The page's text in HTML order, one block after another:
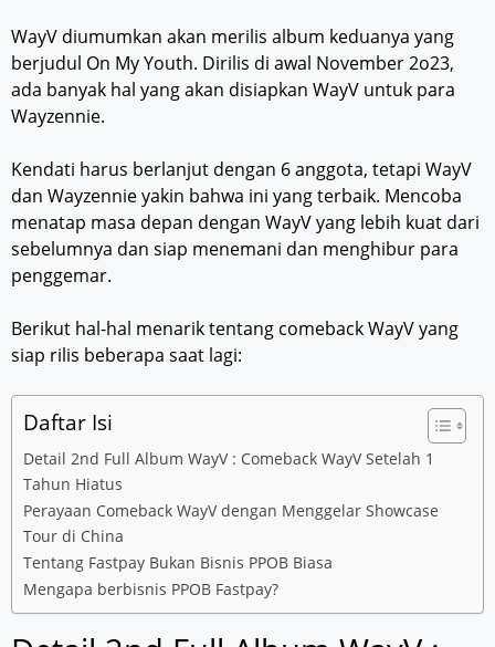
WayV diumumkan akan merilis album keduanya yang
berjudul On My Youth. Dirilis di awal November 2o23,
ada banyak hal yang akan disiapkan WayV untuk para
Wayzennie.
Kendati harus berlanjut dengan 6 anggota, tetapi WayV
dan Wayzennie yakin bahwa ini yang terbaik. Mencoba
menatap masa depan dengan WayV yang lebih kuat dari
sebelumnya dan siap menemani dan menghibur para
penggemar.
Berikut hal-hal menarik tentang comeback WayV yang
siap rilis beberapa saat lagi:
Daftar Isi
Detail 2nd Full Album WayV : Comeback WayV Setelah 1
Tahun Hiatus
Perayaan Comeback WayV dengan Menggelar Showcase
Tour di China
Tentang Fastpay Bukan Bisnis PPOB Biasa
Mengapa berbisnis PPOB Fastpay?